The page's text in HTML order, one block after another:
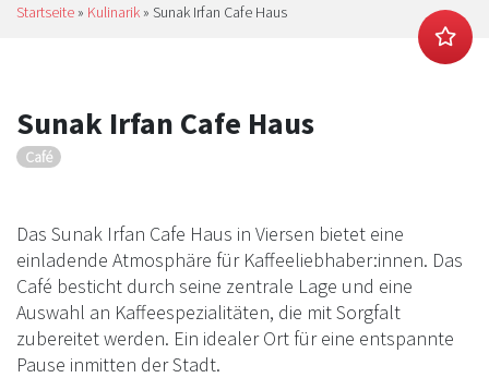
Startseite » Kulinarik » Sunak Irfan Cafe Haus
Sunak Irfan Cafe Haus
Café
Das Sunak Irfan Cafe Haus in Viersen bietet eine
einladende Atmosphäre für Kaffeeliebhaber:innen. Das
Café besticht durch seine zentrale Lage und eine
Auswahl an Kaffeespezialitäten, die mit Sorgfalt
zubereitet werden. Ein idealer Ort für eine entspannte
Pause inmitten der Stadt.